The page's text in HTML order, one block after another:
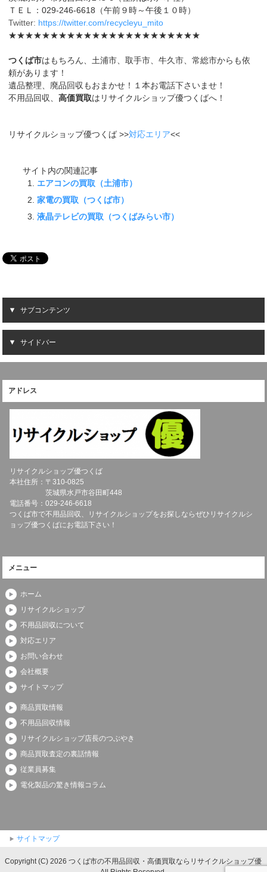
ＴＥＬ：029-246-6618（午前９時～午後１０時）
Twitter: https://twitter.com/recycleyu_mito
★★★★★★★★★★★★★★★★★★★★★★★
つくば市はもちろん、土浦市、取手市、牛久市、常総市からも依
頼があります！
遺品整理、廃品回収もおまかせ！１本お電話下さいませ！
不用品回収、高価買取はリサイクルショップ優つくばへ！
リサイクルショップ優つくば >>対応エリア<<
サイト内の関連記事
エアコンの買取（土浦市）
家電の買取（つくば市）
液晶テレビの買取（つくばみらい市）
サブコンテンツ
サイドバー
アドレス
リサイクルショップ優つくば
本社住所：〒310-0825
茨城県水戸市谷田町448
電話番号：029-246-6618
つくば市で不用品回収、リサイクルショップをお探しならぜひリサイクルシ
ョップ優つくばにお電話下さい！
メニュー
ホーム
リサイクルショップ
不用品回収について
対応エリア
お問い合わせ
会社概要
サイトマップ
商品買取情報
不用品回収情報
リサイクルショップ店長のつぶやき
商品買取査定の裏話情報
従業員募集
電化製品の驚き情報コラム
サイトマップ
Copyright (C) 2026 つくば市の不用品回収・高価買取ならリサイクルショップ優